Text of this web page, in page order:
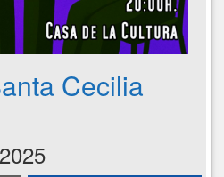
Cecilia